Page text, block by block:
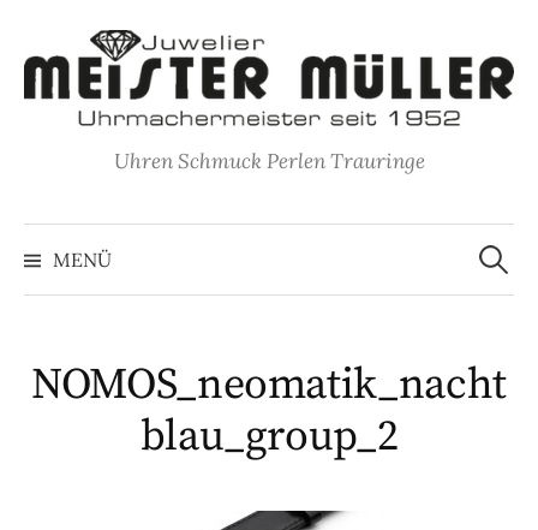
Inhalt
Uhren Schmuck Perlen Trauringe
MENÜ
Suchen
nach:
NOMOS_neomatik_nacht
blau_group_2